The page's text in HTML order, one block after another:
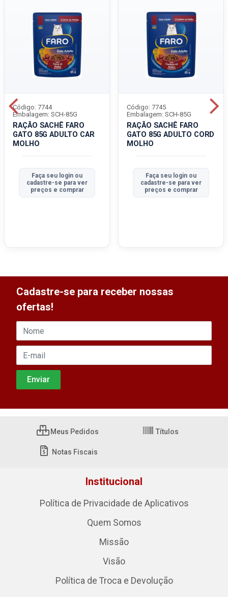
RAÇÃO SACHÊ FARO
GATO 85G ADULTO CAR
MOLHO
Código: 7744
Embalagem: SCH-85G
Faça seu login ou
cadastre-se para ver
preços e comprar
RAÇÃO SACHÊ FARO
GATO 85G ADULTO CORD
MOLHO
Código: 7745
Embalagem: SCH-85G
Faça seu login ou
cadastre-se para ver
preços e comprar
Cadastre-se para receber nossas
ofertas!
Meus Pedidos Títulos
Notas Fiscais
Institucional
Política de Privacidade de Aplicativos
Quem Somos
Missão
Visão
Política de Troca e Devolução